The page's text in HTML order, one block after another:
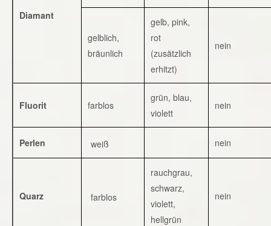
Diamant
gelblich,
bräunlich
gelb, pink,
rot
(zusätzlich
erhitzt)
nein
Fluorit farblos
grün, blau,
violett
nein
Perlen weiß nein
Quarz farblos
rauchgrau,
schwarz,
violett,
hellgrün
nein